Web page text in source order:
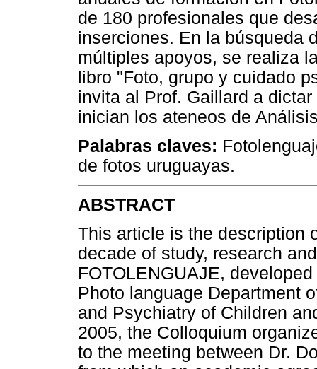
de 180 profesionales que
inserciones. En la búsqueda
múltiples apoyos, se realiza
libro "Foto, grupo y cuidado
invita al Prof. Gaillard a
inician los ateneos de
Palabras claves:
de fotos uruguayas.
ABSTRACT
This article is the description
decade of study, research
FOTOLENGUAJE,
Photo language Department
and Psychiatry of Children
2005, the Colloquium
to the meeting between Dr.